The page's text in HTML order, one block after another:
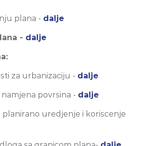
plana - dalje
- dalje
za urbanizaciju - dalje
povrsina - dalje
planirano uredjenje i koriscenje